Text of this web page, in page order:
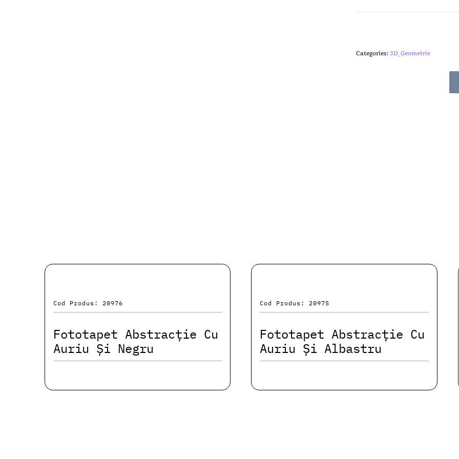
Categories:3D_Geometrie
Cod Produs: 20976
Fototapet Abstracție Cu
Auriu Și Negru
Cod Produs: 20975
Fototapet Abstracție Cu
Auriu Și Albastru